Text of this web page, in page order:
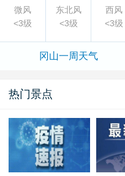
微风 东北风 西风
<3级
<3级 <3级
冈山一周天气
热门景点